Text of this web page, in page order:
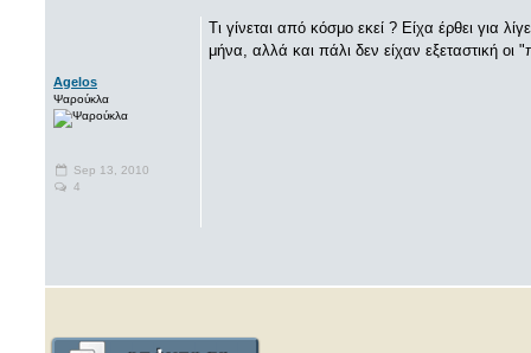
Agelos
Ψαρούκλα
Sep 13, 2010
4
Τι γίνεται από κόσμο εκεί ? Είχα έρθει για
μήνα, αλλά και πάλι δεν είχαν εξεταστική